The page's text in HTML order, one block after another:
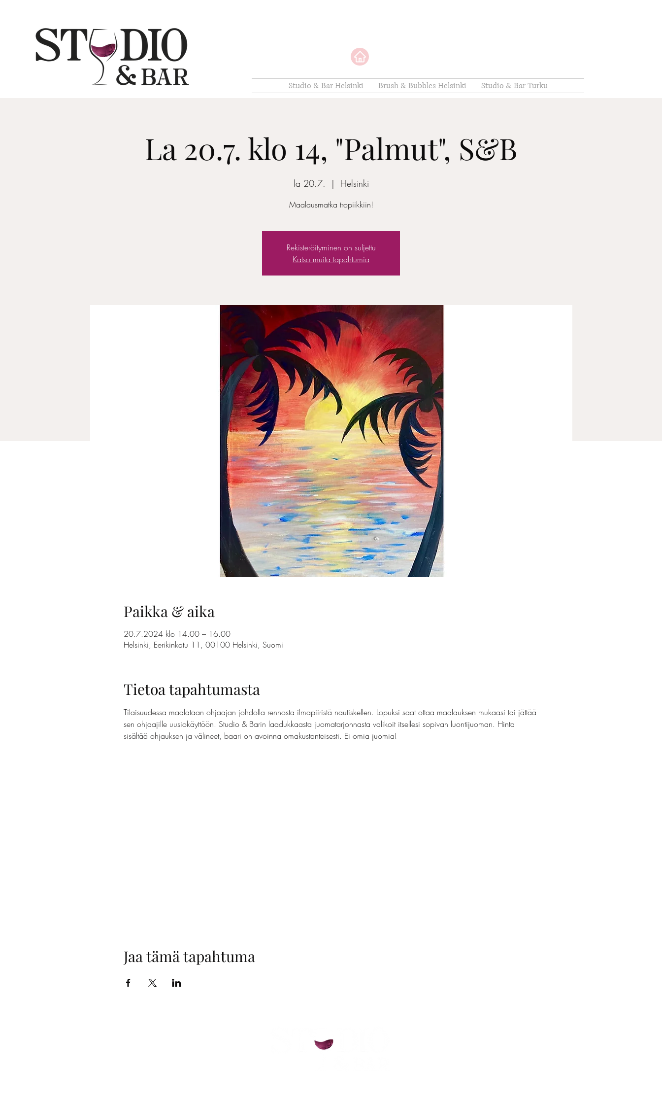
Studio & Bar Helsinki Brush & Bubbles Helsinki Studio & Bar Turku
La 20.7. klo 14, "Palmut", S&B
la 20.7.
  |
Helsinki
Maalausmatka tropiikkiin!
Rekisteröityminen on suljettu
Katso muita tapahtumia
Paikka & aika
20.7.2024 klo 14.00 – 16.00
Helsinki, Eerikinkatu 11, 00100 Helsinki, Suomi
Tietoa tapahtumasta
Tilaisuudessa maalataan ohjaajan johdolla rennosta ilmapiiristä nautiskellen. Lopuksi saat ottaa maalauksen mukaasi tai jättää
sen ohjaajille uusiokäyttöön. Studio & Barin laadukkaasta juomatarjonnasta valikoit itsellesi sopivan luontijuoman. Hinta
sisältää ohjauksen ja välineet, baari on avoinna omakustanteisesti. Ei omia juomia!
Jaa tämä tapahtuma